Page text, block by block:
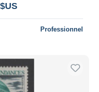
Professionnel